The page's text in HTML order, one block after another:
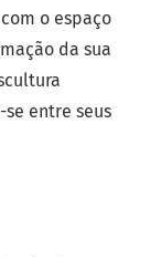
o espaço
da sua
entre seus